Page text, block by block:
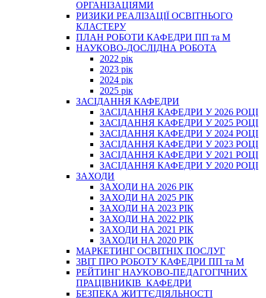
ОРГАНІЗАЦІЯМИ
РИЗИКИ РЕАЛІЗАЦІЇ ОСВІТНЬОГО
КЛАСТЕРУ
ПЛАН РОБОТИ КАФЕДРИ ПП та М
НАУКОВО-ДОСЛІДНА РОБОТА
2022 рік
2023 рік
2024 рік
2025 рік
ЗАСІДАННЯ КАФЕДРИ
ЗАСІДАННЯ КАФЕДРИ У 2026 РОЦІ
ЗАСІДАННЯ КАФЕДРИ У 2025 РОЦІ
ЗАСІДАННЯ КАФЕДРИ У 2024 РОЦІ
ЗАСІДАННЯ КАФЕДРИ У 2023 РОЦІ
ЗАСІДАННЯ КАФЕДРИ У 2021 РОЦІ
ЗАСІДАННЯ КАФЕДРИ У 2020 РОЦІ
ЗАХОДИ
ЗАХОДИ НА 2026 РІК
ЗАХОДИ НА 2025 РІК
ЗАХОДИ НА 2023 РІК
ЗАХОДИ НА 2022 РІК
ЗАХОДИ НА 2021 РІК
ЗАХОДИ НА 2020 РІК
МАРКЕТИНГ ОСВІТНІХ ПОСЛУГ
3BIT ПРО РОБОТУ КАФЕДРИ ПП та М
РЕЙТИНГ НАУКОВО-ПЕДАГОГІЧНИХ
ПРАЦІВНИКІВ КАФЕДРИ
БЕЗПЕКА ЖИТТЄДІЯЛЬНОСТІ